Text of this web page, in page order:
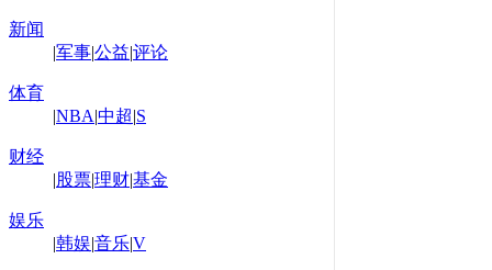
新闻
|军事|公益|评论
体育
|NBA|中超|S
财经
|股票|理财|基金
娱乐
|韩娱|音乐|V